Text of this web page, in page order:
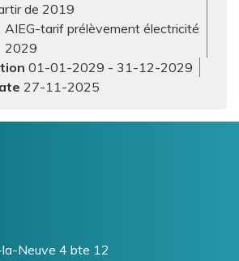
de 2019
AIEG-tarif prélèvement électricité
2029
01-01-2029 - 31-12-2029
27-11-2025
Neuve 4 bte 12